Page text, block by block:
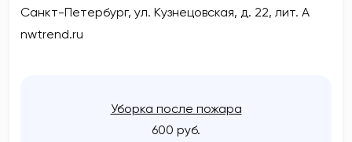
Санкт-Петербург, ул. Кузнецовская, д. 22, лит. А
nwtrend.ru
Уборка после пожара
600 руб.